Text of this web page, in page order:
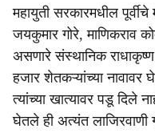
महायुती सरकारमधील
जयकुमार गोरे, माणिकराव
असणारे संस्थानिक राधाकृष्ण
हजार शेतकऱ्यांच्या
त्यांच्या खात्यावर पडू दिले
घेतले ही अत्यंत लाजिरवाणी